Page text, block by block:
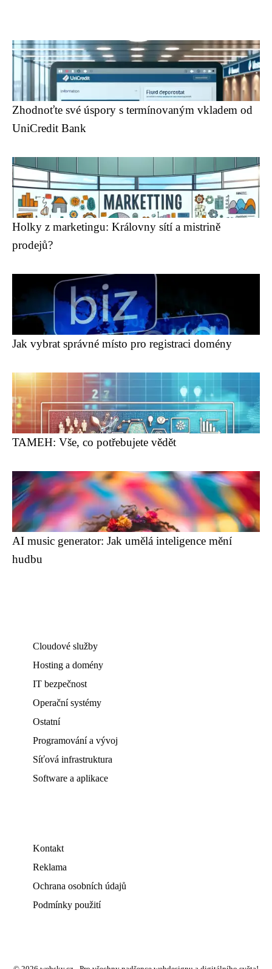
Zhodnoťte své úspory s termínovaným vkladem od
UniCredit Bank
Holky z marketingu: Královny sítí a mistrině
prodejů?
Jak vybrat správné místo pro registraci domény
TAMEH: Vše, co potřebujete vědět
AI music generator: Jak umělá inteligence mění
hudbu
Cloudové služby
Hosting a domény
IT bezpečnost
Operační systémy
Ostatní
Programování a vývoj
Síťová infrastruktura
Software a aplikace
Kontakt
Reklama
Ochrana osobních údajů
Podmínky použití